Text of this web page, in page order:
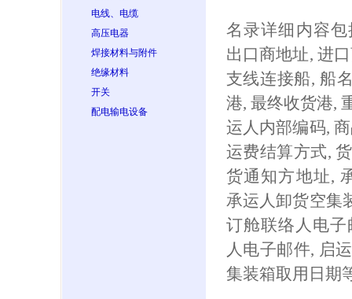
电线、电缆
高压电器
焊接材料与附件
绝缘材料
开关
配电输电设备
名录详细内容
出口商地址, 进
支线连接船, 船
港, 最终收货港,
运人内部编码,
运费结算方式,
货通知方地址,
承运人卸货空集
订舱联络人电
人电子邮件, 启
集装箱取用日期